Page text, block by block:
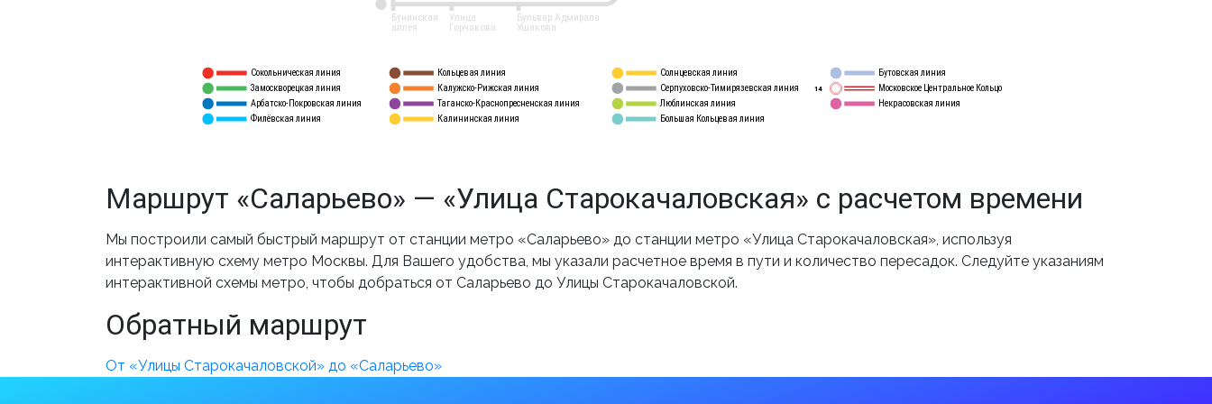
Сокольническая линия
Замоскворецкая линия
Арбатско-Покровская линия
Филёвская линия
Кольцевая линия
Калужско-Рижская линия
Таганско-Краснопресненская линия
Калининская линия
Солнцевская линия
Серпуховско-Тимирязевская линия
Люблинская линия
Бутовская линия
Московское Центральное Кольцо
Большая Кольцевая линия
Некрасовская линия
14
Бульвар Адмирала
Ушакова
Улица
Горчакова
Бунинская
аллея
Маршрут «Саларьево» — «Улица Старокачаловская» с расчетом времени
Мы построили самый быстрый маршрут от станции метро «Саларьево» до станции метро «Улица Старокачаловская», используя
интерактивную схему метро Москвы. Для Вашего удобства, мы указали расчетное время в пути и количество пересадок. Следуйте указаниям
интерактивной схемы метро, чтобы добраться от Саларьево до Улицы Старокачаловской.
Обратный маршрут
От «Улицы Старокачаловской» до «Саларьево»